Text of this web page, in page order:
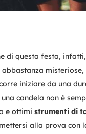
di questa festa,
iniziare da una
candela non è
e ottimi strumenti di
alla prova